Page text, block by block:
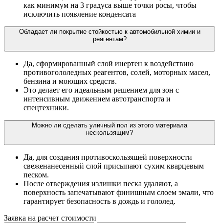
как минимум на 3 градуса выше точки росы, чтобы
исключить появление конденсата
Обладает ли покрытие стойкостью к автомобильной химии и
реагентам?
Да, сформированный слой инертен к воздействию
противогололедных реагентов, солей, моторных масел,
бензина и моющих средств.
Это делает его идеальным решением для зон с
интенсивным движением автотранспорта и
спецтехники.
Можно ли сделать уличный пол из этого материала
нескользящим?
Да, для создания противоскользящей поверхности
свеженанесенный слой присыпают сухим кварцевым
песком.
После отверждения излишки песка удаляют, а
поверхность запечатывают финишным слоем эмали, что
гарантирует безопасность в дождь и гололед.
Заявка на расчет стоимости